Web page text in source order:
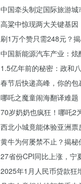
中国牵头制定国际旅游城
高粱中惊现两大关键基因
刷1万个赞只需248元？
中国新能源汽车产业：炫
1.5亿年前的秘密：政和
春节后快递高峰，你的包
哪吒之魔童闹海翻译难题
70岁奶奶也疯狂！哪吒2
西北小城竟能体验亚洲票
黄牛为何屡禁不止？揭
27省份CPI同比上涨，宁
2025年1月人民币贷款狂